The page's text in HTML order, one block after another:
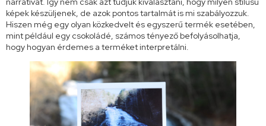
képek készüljenek, de azok pontos tartalmát is mi szabályozzuk.
Hiszen még egy olyan közkedvelt és egyszerű termék esetében,
mint például egy csokoládé, számos tényező befolyásolhatja,
hogy hogyan érdemes a terméket interpretálni.